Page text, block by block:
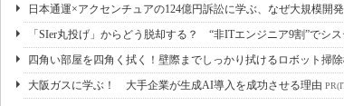
日本通運×アクセンチュアの124億円訴訟に学ぶ、なぜ大規模開
「SIer丸投げ」からどう脱却する？ “非ITエンジニア9割”でシ
四角い部屋を四角く拭く！壁際までしっかり拭けるロボット掃
大阪ガスに学ぶ！ 大手企業が生成AI導入を成功させる理由